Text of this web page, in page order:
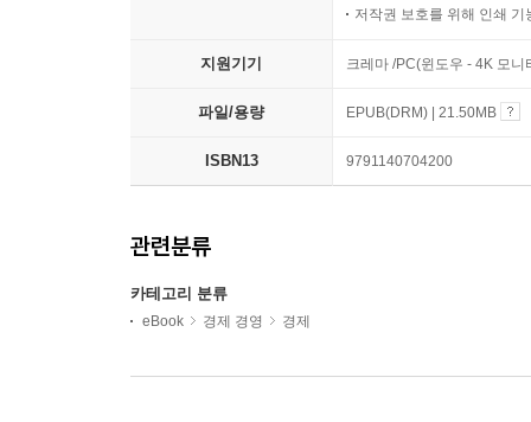
저작권 보호를 위해 인쇄 기
지원기기 크레마 /PC(윈도우 - 4K 모
파일/용량 EPUB(DRM) | 21.50MB
ISBN13 9791140704200
관련분류
카테고리 분류
eBook 경제 경영 경제